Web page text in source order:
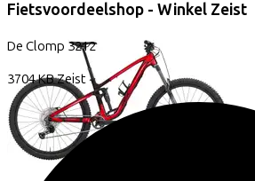
Fietsvoordeelshop - Winkel Zeist
De Clomp 3212
3704 KBZeist